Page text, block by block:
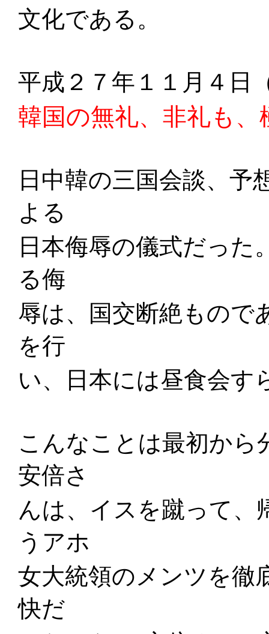
文化である。
平成２７年１１月４日
韓国の無礼、非礼も、
日中韓の三国会談、予
よる
日本侮辱の儀式だった
る侮
辱は、国交断絶もので
を行
い、日本には昼食会す
こんなことは最初から
安倍さ
んは、イスを蹴って、
うアホ
女大統領のメンツを徹
快だ